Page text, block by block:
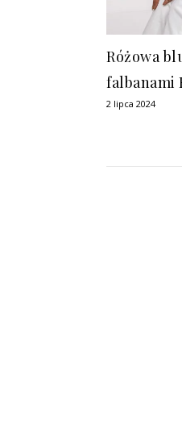
Różowa
falbanami
2 lipca 2024